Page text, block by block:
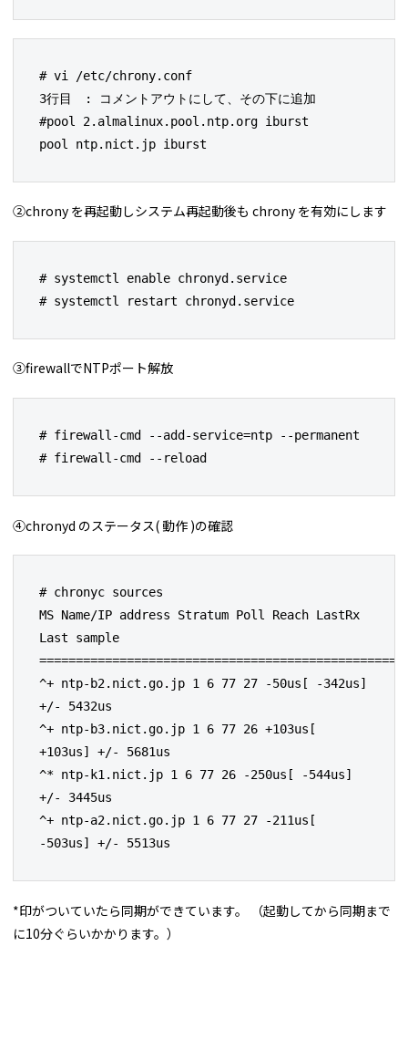
# vi /etc/chrony.conf
3行目　: コメントアウトにして、その下に追加
#pool 2.almalinux.pool.ntp.org iburst
pool ntp.nict.jp iburst
②chrony を再起動しシステム再起動後も chrony を有効にします
# systemctl enable chronyd.service
# systemctl restart chronyd.service
③firewallでNTPポート解放
# firewall-cmd --add-service=ntp --permanent
# firewall-cmd --reload
④chronyd のステータス( 動作 )の確認
# chronyc sources
MS Name/IP address Stratum Poll Reach LastRx
Last sample
^+ ntp-b2.nict.go.jp 1 6 77 27 -50us[ -342us]
+/- 5432us
^+ ntp-b3.nict.go.jp 1 6 77 26 +103us[
+103us] +/- 5681us
^* ntp-k1.nict.jp 1 6 77 26 -250us[ -544us]
+/- 3445us
^+ ntp-a2.nict.go.jp 1 6 77 27 -211us[
-503us] +/- 5513us
*印がついていたら同期ができています。 （起動してから同期まで
に10分ぐらいかかります。）